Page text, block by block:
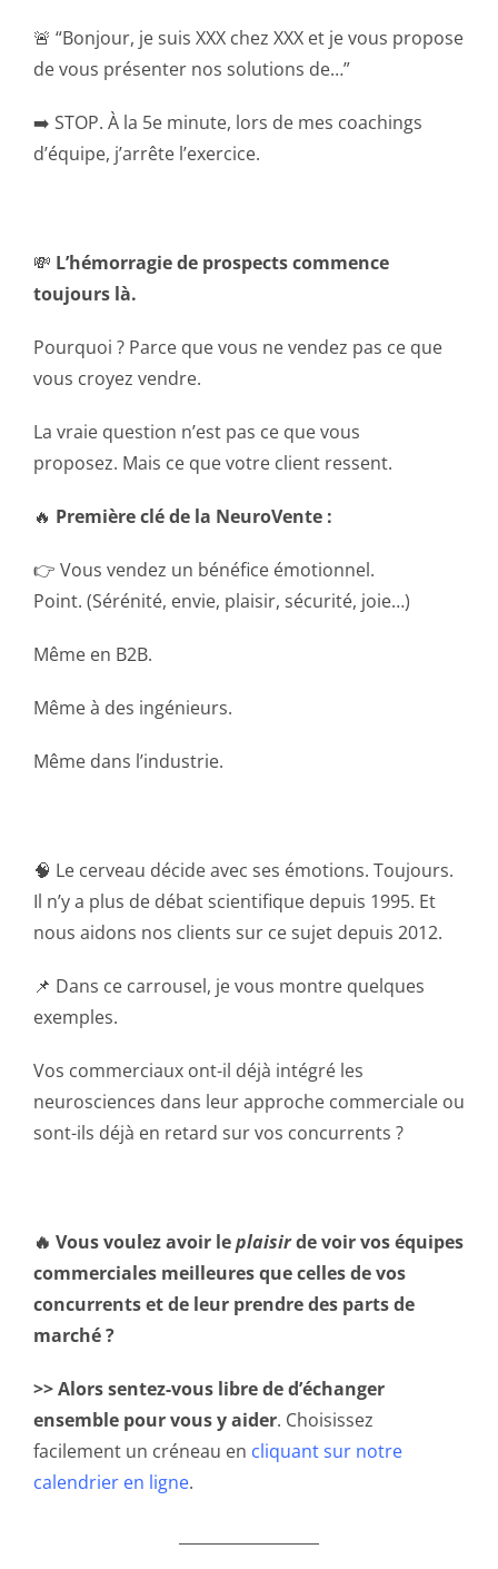
🚨 “Bonjour, je suis XXX chez XXX et je vous propose
de vous présenter nos solutions de…”
➡️ STOP. À la 5e minute, lors de mes coachings
d’équipe, j’arrête l’exercice.
💸 L’hémorragie de prospects commence
toujours là.
Pourquoi ? Parce que vous ne vendez pas ce que
vous croyez vendre.
La vraie question n’est pas ce que vous
proposez. Mais ce que votre client ressent.
🔥 Première clé de la NeuroVente :
👉 Vous vendez un bénéfice émotionnel.
Point. (Sérénité, envie, plaisir, sécurité, joie…)
Même en B2B.
Même à des ingénieurs.
Même dans l’industrie.
🧠 Le cerveau décide avec ses émotions. Toujours.
Il n’y a plus de débat scientifique depuis 1995. Et
nous aidons nos clients sur ce sujet depuis 2012.
📌 Dans ce carrousel, je vous montre quelques
exemples.
Vos commerciaux ont-il déjà intégré les
neurosciences dans leur approche commerciale ou
sont-ils déjà en retard sur vos concurrents ?
🔥 Vous voulez avoir leplaisirde voir vos équipes
commerciales meilleures que celles de vos
concurrents et de leur prendre des parts de
marché ?
>> Alors sentez-vous libre de d’échanger
ensemble pour vous y aider. Choisissez
facilement un créneau en cliquant sur notre
calendrier en ligne.